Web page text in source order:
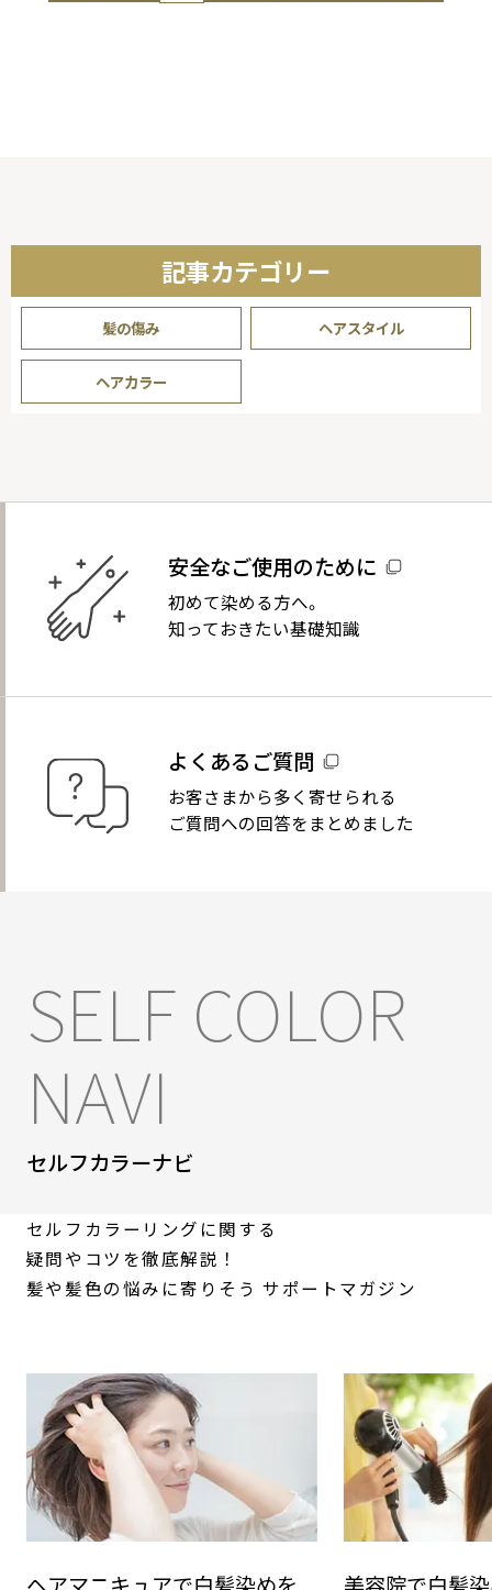
記事カテゴリー
髪の傷み ヘアスタイル
ヘアカラー
安全なご使用のために
初めて染める方へ。
知っておきたい基礎知識
よくあるご質問
お客さまから多く寄せられる
ご質問への回答をまとめました
SELF COLOR
NAVI
セルフカラーナビ
セルフカラーリングに関する
疑問やコツを徹底解説！
髪や髪色の悩みに寄りそう サポートマガジン